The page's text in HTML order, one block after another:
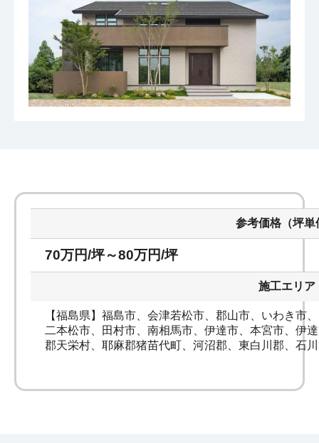
参考価格（坪単
70万
施工エリア
【福島県】福島市、会津若松市、郡山市、いわき市
二本松市、田村市、南相馬市、伊達市、本宮市、伊
郡天栄村、耶麻郡猪苗代町、河沼郡、東白川郡、石